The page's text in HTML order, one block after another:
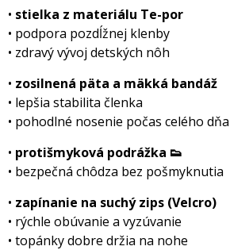
• stielka z materiálu Te-por
• podpora pozdĺžnej klenby
• zdravý vývoj detských nôh
• zosilnená päta a mäkká bandáž
• lepšia stabilita členka
• pohodlné nosenie počas celého
• protišmyková podrážka 👟
• bezpečná chôdza bez pošmyknutia
• zapínanie na suchý zips (Velcro)
• rýchle obúvanie a vyzúvanie
• topánky dobre držia na nohe